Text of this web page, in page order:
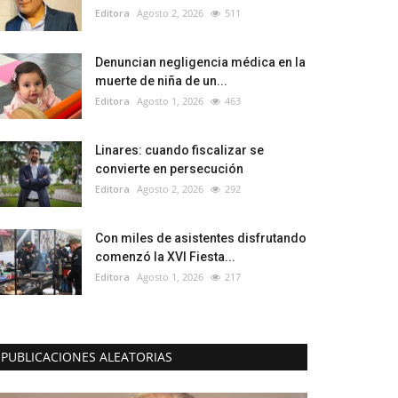
Editora Agosto 2, 2026 511
Denuncian negligencia médica en la
muerte de niña de un...
Editora Agosto 1, 2026 463
Linares: cuando fiscalizar se
convierte en persecución
Editora Agosto 2, 2026 292
Con miles de asistentes disfrutando
comenzó la XVI Fiesta...
Editora Agosto 1, 2026 217
PUBLICACIONES ALEATORIAS